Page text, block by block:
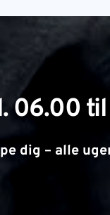
06.00
dig – alle